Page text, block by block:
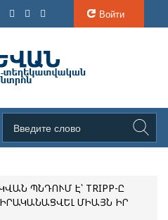
Войти
ՊՆԴՈՒՄ Է՝ TRIPP-Ը
ՄԻԱՅՆ ԻՐ